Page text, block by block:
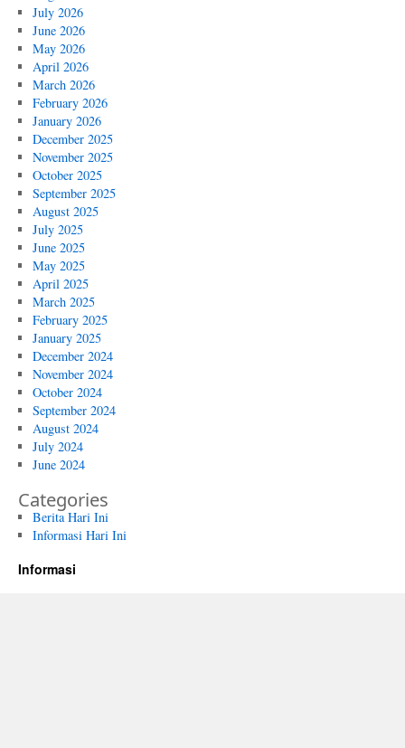
July 2026
June 2026
May 2026
April 2026
March 2026
February 2026
January 2026
December 2025
November 2025
October 2025
September 2025
August 2025
July 2025
June 2025
May 2025
April 2025
March 2025
February 2025
January 2025
December 2024
November 2024
October 2024
September 2024
August 2024
July 2024
June 2024
Categories
Berita Hari Ini
Informasi Hari Ini
Informasi